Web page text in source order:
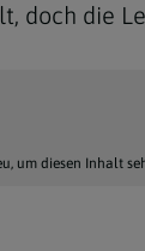
doch die
, um diesen Inhalt